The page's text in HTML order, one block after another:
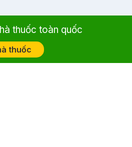
thuốc toàn quốc
thuốc